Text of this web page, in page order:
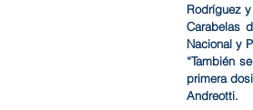
Rodríguez
Carabelas
Nacional y
“También
primera
Andreotti.